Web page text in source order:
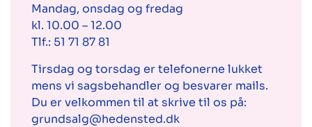
Mandag, onsdag og fredag
kl. 10.00 – 12.00
Tlf.: 51 71 87 81
Tirsdag og torsdag er telefonerne lukket
mens vi sagsbehandler og besvarer mails.
Du er velkommen til at skrive til os på:
grundsalg@hedensted.dk